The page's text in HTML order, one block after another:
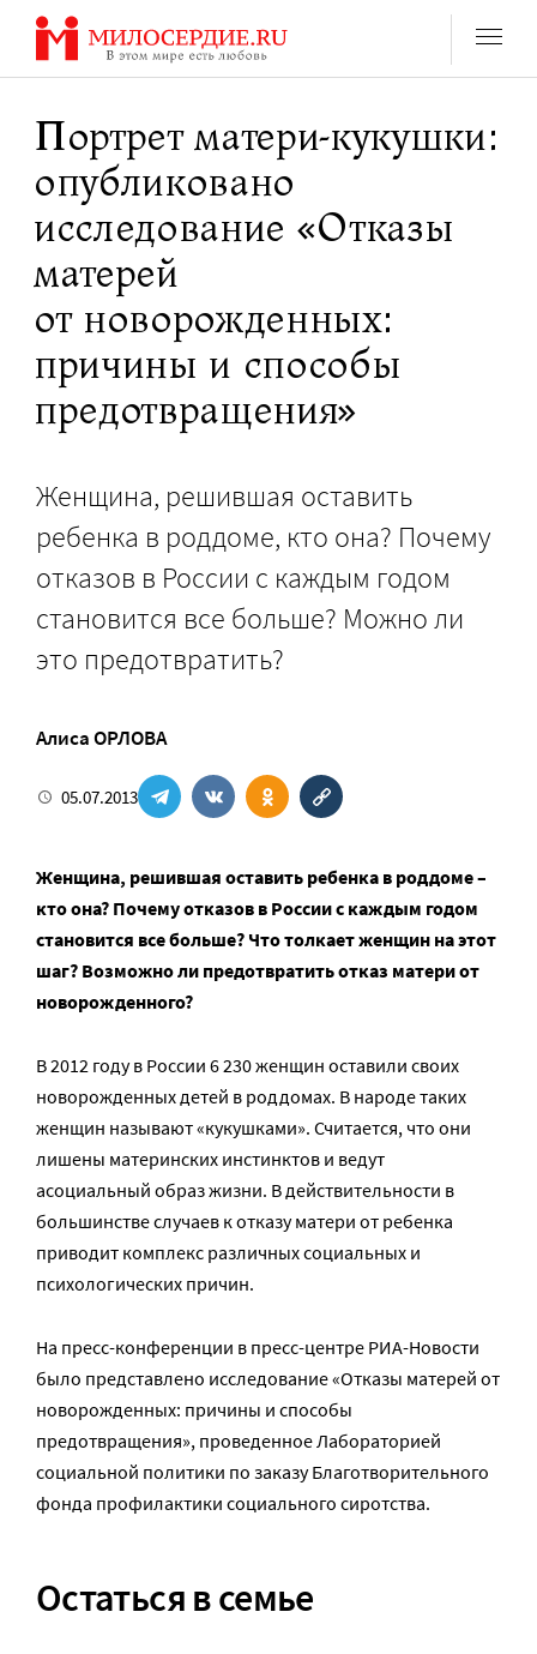
Перейти
содержанию
Портрет матери-кукушки:
опубликовано
исследование «Отказы
матерей
от новорожденных:
причины и способы
предотвращения»
Женщина, решившая оставить
ребенка в роддоме, кто она? Почему
отказов в России с каждым годом
становится все больше? Можно ли
это предотвратить?
Алиса ОРЛОВА
05.07.2013
Женщина, решившая оставить ребенка в роддоме –
кто она? Почему отказов в России с каждым годом
становится все больше? Что толкает женщин на этот
шаг? Возможно ли предотвратить отказ матери от
новорожденного?
В 2012 году в России 6 230 женщин оставили своих
новорожденных детей в роддомах. В народе таких
женщин называют «кукушками». Считается, что они
лишены материнских инстинктов и ведут
асоциальный образ жизни. В действительности в
большинстве случаев к отказу матери от ребенка
приводит комплекс различных социальных и
психологических причин.
На пресс-конференции в пресс-центре РИА-Новости
было представлено исследование «Отказы матерей от
новорожденных: причины и способы
предотвращения», проведенное Лабораторией
социальной политики по заказу Благотворительного
фонда профилактики социального сиротства.
Остаться в семье